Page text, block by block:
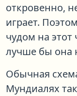
откровенно,
играет.
чудом на этот
лучше бы она
Обычная
Мундиалях